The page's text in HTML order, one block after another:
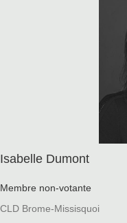
Isabelle Dumont
Membre non-votante
CLD Brome-Missisquoi